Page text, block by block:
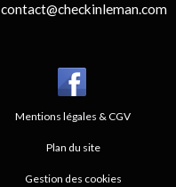
contact@checkinleman.com
Mentions légales & CGV
Plan du site
Gestion des cookies